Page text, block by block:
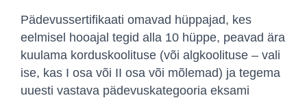
Pädevussertifikaati omavad hüppajad, kes
eelmisel hooajal tegid alla 10 hüppe, peavad ära
kuulama korduskoolituse (või algkoolituse – vali
ise, kas I osa või II osa või mõlemad) ja tegema
uuesti vastava pädevuskategooria eksami